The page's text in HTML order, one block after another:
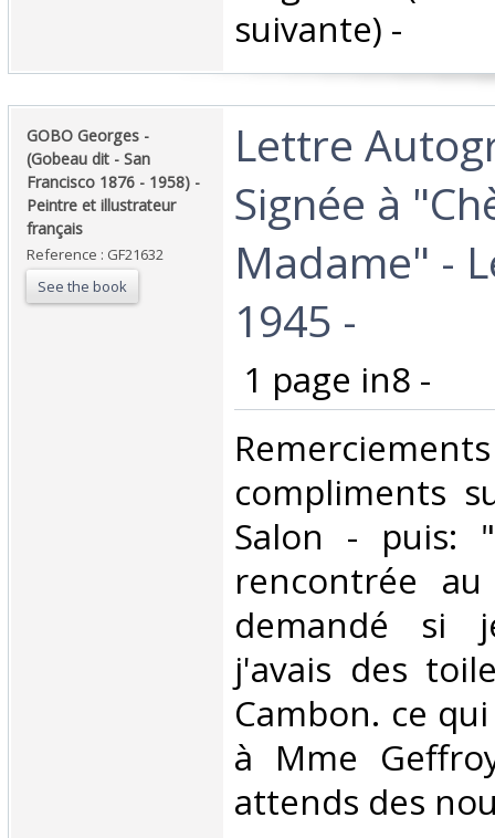
suivante) - ‎
‎GOBO Georges -
(Gobeau dit - San
Francisco 1876 - 1958) -
Peintre et illustrateur
français ‎
Reference : GF21632
See the book
‎Lettre
Signée à
Madame" -
1945 - ‎
‎ 1 page in8 -‎
compliments
Salon - puis:
rencontrée au
demandé si
j'avais des
Cambon. ce
à Mme
attends des